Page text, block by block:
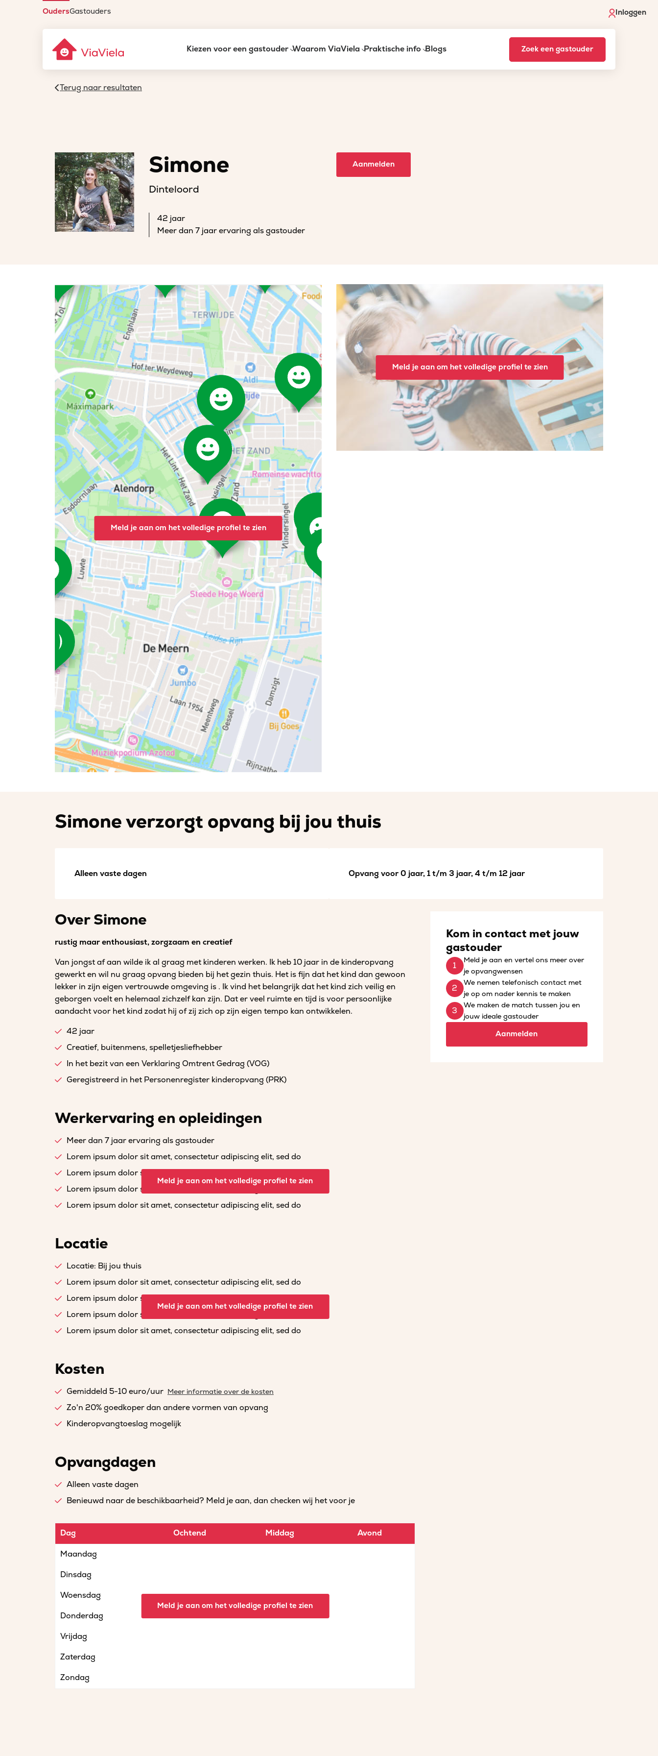
OudersGastouders Inloggen
Kiezen voor een gastouder Waarom ViaViela Praktische info Blogs Zoek een gastouder
Terug naar resultaten
Simone
Dinteloord
42 jaar
Meer dan 7 jaar ervaring als gastouder
Aanmelden
Meld je aan om het volledige profiel te zien
Meld je aan om het volledige profiel te zien
Simone verzorgt opvang bij jou thuis
Alleen vaste dagen Opvang voor 0 jaar, 1 t/m 3 jaar, 4 t/m 12 jaar
Over Simone
rustig maar enthousiast, zorgzaam en creatief
Van jongst af aan wilde ik al graag met kinderen werken. Ik heb 10 jaar in de kinderopvang
gewerkt en wil nu graag opvang bieden bij het gezin thuis. Het is fijn dat het kind dan gewoon
lekker in zijn eigen vertrouwde omgeving is . Ik vind het belangrijk dat het kind zich veilig en
geborgen voelt en helemaal zichzelf kan zijn. Dat er veel ruimte en tijd is voor persoonlijke
aandacht voor het kind zodat hij of zij zich op zijn eigen tempo kan ontwikkelen.
42 jaar
Creatief, buitenmens, spelletjesliefhebber
In het bezit van een Verklaring Omtrent Gedrag (VOG)
Geregistreerd in het Personenregister kinderopvang (PRK)
Kom in contact met jouw
gastouder
Meld je aan en vertel ons meer over
je opvangwensen
We nemen telefonisch contact met
je op om nader kennis te maken
We maken de match tussen jou en
jouw ideale gastouder
Aanmelden
Werkervaring en opleidingen
Meer dan 7 jaar ervaring als gastouder
Lorem ipsum dolor sit amet, consectetur adipiscing elit, sed do
Lorem ipsum dolor sit amet, consectetur adipiscing elit, sed do
Lorem ipsum dolor sit amet, consectetur adipiscing elit, sed do
Lorem ipsum dolor sit amet, consectetur adipiscing elit, sed do
Meld je aan om het volledige profiel te zien
Locatie
Locatie: Bij jou thuis
Lorem ipsum dolor sit amet, consectetur adipiscing elit, sed do
Lorem ipsum dolor sit amet, consectetur adipiscing elit, sed do
Lorem ipsum dolor sit amet, consectetur adipiscing elit, sed do
Lorem ipsum dolor sit amet, consectetur adipiscing elit, sed do
Meld je aan om het volledige profiel te zien
Kosten
Gemiddeld 5-10 euro/uur Meer informatie over de kosten
Zo'n 20% goedkoper dan andere vormen van opvang
Kinderopvangtoeslag mogelijk
Opvangdagen
Alleen vaste dagen
Benieuwd naar de beschikbaarheid? Meld je aan, dan checken wij het voor je
Dag Ochtend Middag Avond
Maandag
Dinsdag
Woensdag
Donderdag
Vrijdag
Zaterdag
Zondag
Meld je aan om het volledige profiel te zien